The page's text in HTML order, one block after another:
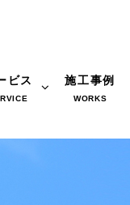
ビス 施工事例
WORKS